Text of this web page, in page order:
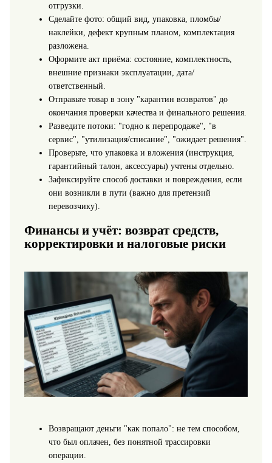
отгрузки.
Сделайте фото: общий вид, упаковка, пломбы/
наклейки, дефект крупным планом, комплектация
разложена.
Оформите акт приёма: состояние, комплектность,
внешние признаки эксплуатации, дата/
ответственный.
Отправьте товар в зону "карантин возвратов" до
окончания проверки качества и финального решения.
Разведите потоки: "годно к перепродаже", "в
сервис", "утилизация/списание", "ожидает решения".
Проверьте, что упаковка и вложения (инструкция,
гарантийный талон, аксессуары) учтены отдельно.
Зафиксируйте способ доставки и повреждения, если
они возникли в пути (важно для претензий
перевозчику).
Финансы и учёт: возврат средств,
корректировки и налоговые риски
Возвращают деньги "как попало": не тем способом,
что был оплачен, без понятной трассировки
операции.